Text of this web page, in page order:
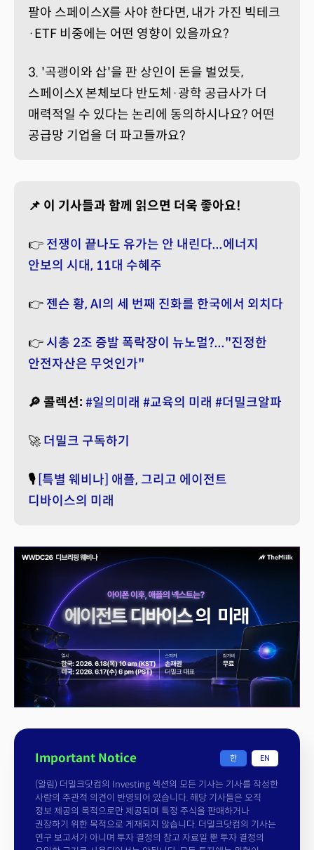
팔아 스페이스X를 사야 한다면, 내가 가진 빅테크
·ETF 비중에는 어떤 영향이 있을까요?
3. '곡괭이와 삽'을 판 상인이 돈을 벌었듯,
스페이스X 본체보다 반도체·광학 공급사가 더
매력적일 수 있다는 논리에 동의하시나요? 어떤
공급망 기업을 더 파고들까요?
📌 이 기사들과 함께 읽으면 더욱 좋아요!
👉 전쟁이 끝나도 유가는 안 내린다...에너지
안보의 시대, 11대 수혜주
👉 젠슨 황, AI의 세 번째 진화를 한국에서 외치다
👉 시총 2조 증발 폭락장이 뉴노멀?..."진정한
안전자산은 무엇인가"
🔎 콜렉션: #일의미래 #교육의 미래 #더밀크알파
🚀 더밀크 구독하기
🎙️[특별 웨비나] 애플, 그리고 에이전트
디바이스의 미래
Important Notice 한 EN
(알림) 더밀크닷컴의 Investing 섹션의 모든 기사는 기사를 작성한
사람의 주관적 의견이 반영되어 있습니다. 해당 기사들은 오직
정보 제공의 목적으로만 제공되며 특정 주식을 판매하거나
권장하기 위한 목적으로 게재되지 않습니다. 더밀크닷컴의 기사는
연구 보고서가 아니며 투자 결정의 참고 자료일 뿐 투자 결정의